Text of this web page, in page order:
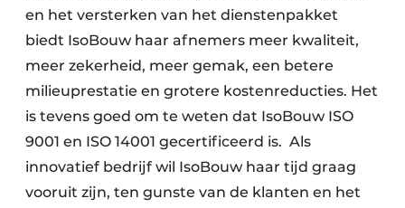
en het versterken van het dienstenpakket
biedt IsoBouw haar afnemers meer kwaliteit,
meer zekerheid, meer gemak, een betere
milieuprestatie en grotere kostenreducties. Het
is tevens goed om te weten dat IsoBouw ISO
9001 en ISO 14001 gecertificeerd is. Als
innovatief bedrijf wil IsoBouw haar tijd graag
vooruit zijn, ten gunste van de klanten en het